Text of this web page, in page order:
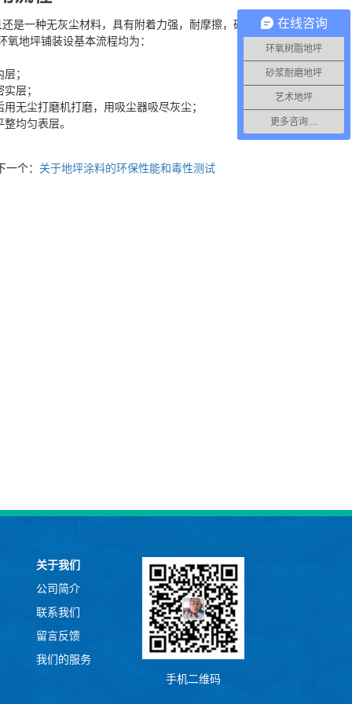
是一种无灰尘材料，具有附着力强，耐摩擦，硬度强
地坪铺装设基本流程均为：
；
层；
无尘打磨机打磨，用吸尘器吸尽灰尘；
均匀表层。
一个： 关于地坪涂料的环保性能和毒性测试
关于我们
公司简介
联系我们
留言反馈
我们的服务
手机二维码
在线咨询
环氧树脂地坪
砂浆耐磨地坪
艺术地坪
更多咨询....